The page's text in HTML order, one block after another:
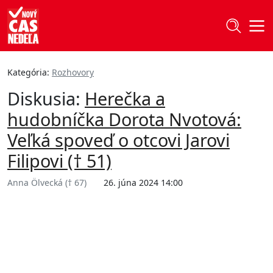
Kategória: Rozhovory
Diskusia: Herečka a
hudobníčka Dorota Nvotová:
Veľká spoveď o otcovi Jarovi
Filipovi († 51)
Anna Ölvecká († 67) 26. júna 2024 14:00